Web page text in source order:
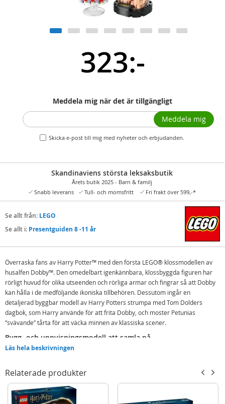
323:-
Meddela mig när det är tillgängligt
Skicka e-post till mig med nyheter och erbjudanden.
Meddela mig
Skandinaviens största leksaksbutik
Årets butik 2025 - Barn & familj
Snabb leverans
Tull- och momsfritt Fri frakt över 599,-*
Se allt från: LEGO
Se allt i: Presentguiden 8 -11 år
Överraska fans av Harry Potter™ med den första LEGO® klossmodellen av
husalfen Dobby™. Den omedelbart igenkännbara, klossbyggda figuren har
rörligt huvud för olika utseenden och rörliga armar och fingrar så att Dobby
kan hålla i de medföljande ikoniska tillbehören. Dessutom ingår en
detaljerad byggbar modell av Harry Potters strumpa med Tom Dolders
dagbok, som Harry använde för att frita Dobby, och moster Petunias
”svävande” tårta för att väcka minnen av klassiska scener.
Bygg- och uppvisningsmodell att samla på
Denna byggbara uppvisningsmodell av husalfen Dobby, som är 19 cm hög,
Harry Potter. Placera figuren av Dobby på det byggbara visningsstället med
namnskylt för att skapa en uppvisningsmodell som kommer att väcka
intresse hos alla som går förbi.
Läs hela beskrivningen
Relaterade produkter